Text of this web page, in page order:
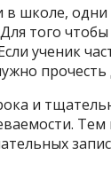
школе, одни
того
ученик
и